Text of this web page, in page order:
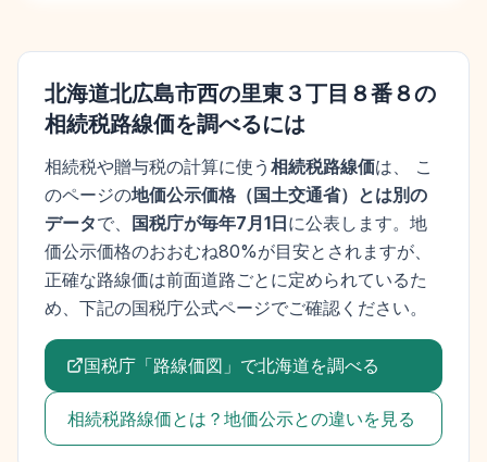
北海道北広島市西の里東３丁目８番８の
相続税路線価を調べるには
相続税や贈与税の計算に使う 相続税路線価は、 こ
のページの地価公示価格 （ 国土交通省）とは別の
データで、 国税庁が毎年7月1日に公表します。 地
価公示価格のおおむね80%が目安とされますが、
正確な路線価は前面道路ごとに定められているた
め、下記の国税庁公式ページでご確認ください。
国税庁「路線価図」で北海道を調べる
相続税路線価とは？地価公示との違いを見る